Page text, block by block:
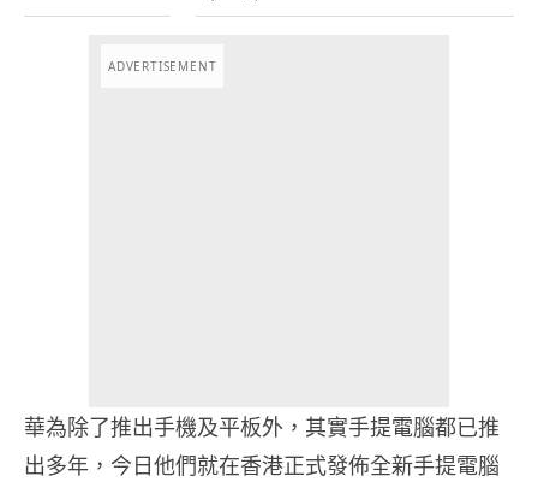
ADVERTISEMENT
華為除了推出手機及平板外，其實手提電腦都已推
出多年，今日他們就在香港正式發佈全新手提電腦